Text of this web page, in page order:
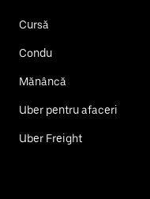
Cursă
Condu
Mănâncă
Uber pentru afaceri
Uber Freight